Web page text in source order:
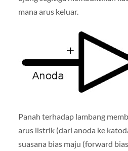
mana arus keluar.
Panah terhadap lambang
arus listrik (dari anoda ke
suasana bias maju (forward